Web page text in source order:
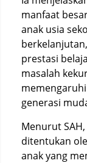
manfaat
anak usia
prestasi
masalah
generasi
Menurut
ditentukan
anak yang